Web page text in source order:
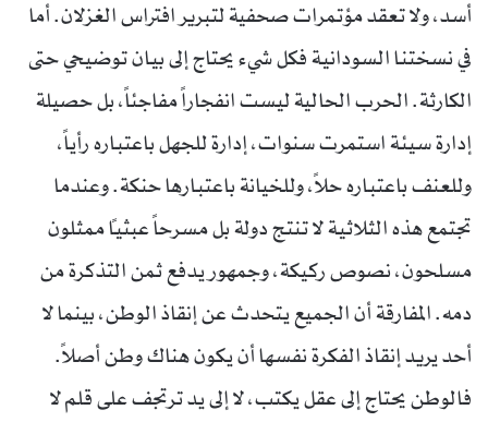
أسد، ولا تعقد مؤتمرات صحفية لتبرير افتراس الغزلان. أما
في نسختنا السودانية فكل شيء يحتاج إلى بيان توضيحي حتى
الكارثة. الحرب الحالية ليست انفجاراً مفاجئاً، بل حصيلة
إدارة سيئة استمرت سنوات، إدارة للجهل باعتباره رأياً،
وللعنف باعتباره حلاً، وللخيانة باعتبارها حنكة. وعندما
تجتمع هذه الثلاثية لا تنتج دولة بل مسرحاً عبثياً ممثلون
مسلحون، نصوص ركيكة، وجمهور يدفع ثمن التذكرة من
دمه. المفارقة أن الجميع يتحدث عن إنقاذ الوطن، بينما لا
أحد يريد إنقاذ الفكرة نفسها أن يكون هناك وطن أصلاً.
فالوطن يحتاج إلى عقل يكتب، لا إلى يد ترتجف على قلم لا